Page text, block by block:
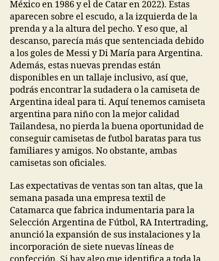
México en 1986 y el de Catar en 2022). Estas
aparecen sobre el escudo, a la izquierda de la
prenda y a la altura del pecho. Y eso que, al
descanso, parecía más que sentenciada debido
a los goles de Messi y Di María para Argentina.
Además, estas nuevas prendas están
disponibles en un tallaje inclusivo, así que,
podrás encontrar la sudadera o la camiseta de
Argentina ideal para ti. Aquí tenemos camiseta
argentina para niño con la mejor calidad
Tailandesa, no pierda la buena oportunidad de
conseguir camisetas de futbol baratas para tus
familiares y amigos. No obstante, ambas
camisetas son oficiales.
Las expectativas de ventas son tan altas, que la
semana pasada una empresa textil de
Catamarca que fabrica indumentaria para la
Selección Argentina de Fútbol, RA Intertrading,
anunció la expansión de sus instalaciones y la
incorporación de siete nuevas líneas de